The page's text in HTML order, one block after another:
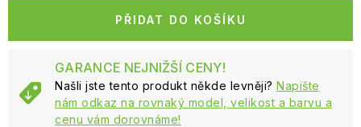
PŘIDAT DO KOŠÍKU
GARANCE NEJNIŽŠÍ CENY!
Našli jste tento produkt někde levněji? Napište
nám odkaz na rovnaký model, velikost a barvu a
cenu vám dorovnáme!